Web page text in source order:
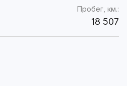
Пробег, км.:
18 507